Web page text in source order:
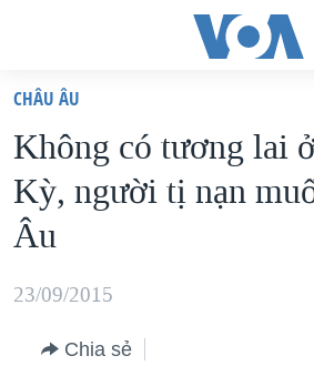
truy
cập
Tới
nội
chính
VIỆT NAM
HOA KỲ
BIỂN ĐÔNG
THẾ GIỚI
DIỄN ĐÀN
CHÂU ÂU
Không có tương lai
Kỳ, người tị nạn
Âu
23/09/2015
Chia sẻ